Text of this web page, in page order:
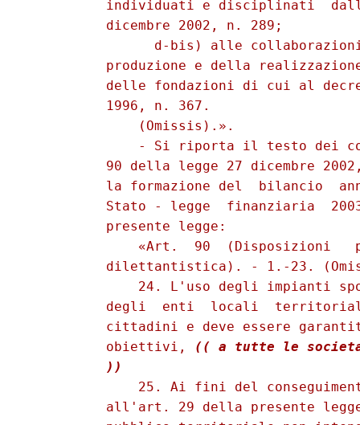
individuati e disciplinati
          dicembre 2002, n. 289;
d-bis) alle
produzione e della
delle fondazioni di cui al
          1996, n. 367.
              (Omissis).».
- Si riporta il testo dei
90 della legge 27 dicembre
la formazione del  bilancio
Stato - legge  finanziaria
          presente legge:
«Art.  90  (Disposizioni
dilettantistica). - 1.-23.
24. L'uso degli impianti
degli  enti  locali
cittadini e deve essere
          obiettivi,
(( a tutte le
          ))
25. Ai fini del
all'art. 29 della presente